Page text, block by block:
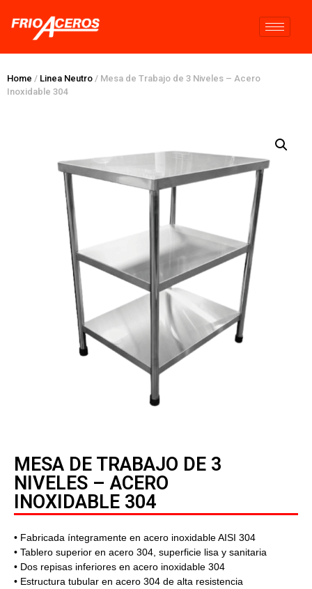
Home / Linea Neutro / Mesa de Trabajo de 3 Niveles – Acero
Inoxidable 304
MESA DE TRABAJO DE 3
NIVELES – ACERO
INOXIDABLE 304
• Fabricada íntegramente en acero inoxidable AISI 304
• Tablero superior en acero 304, superficie lisa y sanitaria
• Dos repisas inferiores en acero inoxidable 304
• Estructura tubular en acero 304 de alta resistencia